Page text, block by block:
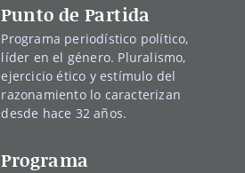
Punto de Partida
Programa periodístico político,
líder en el género. Pluralismo,
ejercicio ético y estímulo del
razonamiento lo caracterizan
desde hace 32 años.
Programa